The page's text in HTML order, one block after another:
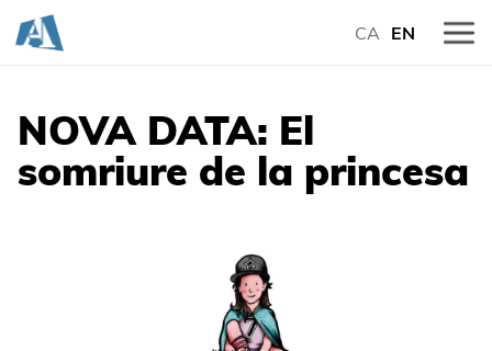
CA EN
NOVA DATA: El
somriure de la princesa